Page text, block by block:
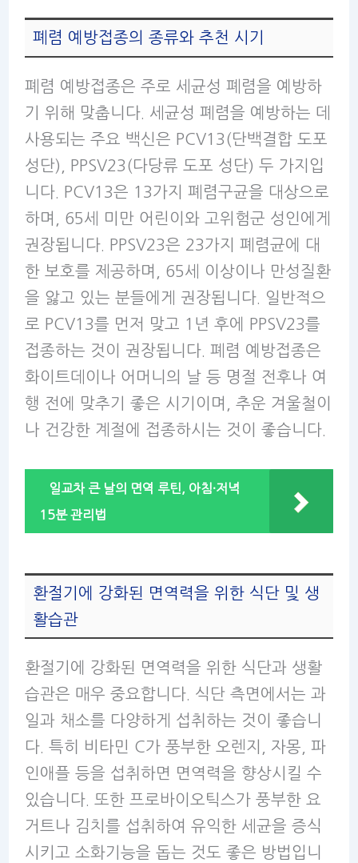
폐렴 예방접종의 종류와 추천 시기
폐렴 예방접종은 주로 세균성 폐렴을 예방하
기 위해 맞춥니다. 세균성 폐렴을 예방하는 데
사용되는 주요 백신은 PCV13(단백결합 도포
성단), PPSV23(다당류 도포 성단) 두 가지입
니다. PCV13은 13가지 폐렴구균을 대상으로
하며, 65세 미만 어린이와 고위험군 성인에게
권장됩니다. PPSV23은 23가지 폐렴균에 대
한 보호를 제공하며, 65세 이상이나 만성질환
을 앓고 있는 분들에게 권장됩니다. 일반적으
로 PCV13를 먼저 맞고 1년 후에 PPSV23를
접종하는 것이 권장됩니다. 폐렴 예방접종은
화이트데이나 어머니의 날 등 명절 전후나 여
행 전에 맞추기 좋은 시기이며, 추운 겨울철이
나 건강한 계절에 접종하시는 것이 좋습니다.
일교차 큰 날의 면역 루틴, 아침·저녁
15분 관리법
환절기에 강화된 면역력을 위한 식단 및 생
활습관
환절기에 강화된 면역력을 위한 식단과 생활
습관은 매우 중요합니다. 식단 측면에서는 과
일과 채소를 다양하게 섭취하는 것이 좋습니
다. 특히 비타민 C가 풍부한 오렌지, 자몽, 파
인애플 등을 섭취하면 면역력을 향상시킬 수
있습니다. 또한 프로바이오틱스가 풍부한 요
거트나 김치를 섭취하여 유익한 세균을 증식
시키고 소화기능을 돕는 것도 좋은 방법입니